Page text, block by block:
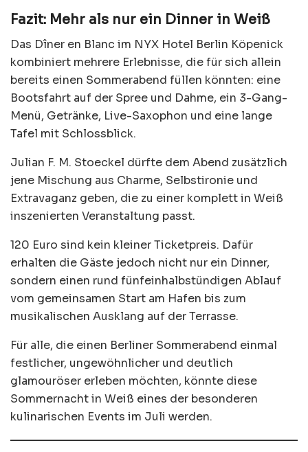
Fazit: Mehr als nur ein Dinner in Weiß
Das Dîner en Blanc im NYX Hotel Berlin Köpenick
kombiniert mehrere Erlebnisse, die für sich allein
bereits einen Sommerabend füllen könnten: eine
Bootsfahrt auf der Spree und Dahme, ein 3-Gang-
Menü, Getränke, Live-Saxophon und eine lange
Tafel mit Schlossblick.
Julian F. M. Stoeckel dürfte dem Abend zusätzlich
jene Mischung aus Charme, Selbstironie und
Extravaganz geben, die zu einer komplett in Weiß
inszenierten Veranstaltung passt.
120 Euro sind kein kleiner Ticketpreis. Dafür
erhalten die Gäste jedoch nicht nur ein Dinner,
sondern einen rund fünfeinhalbstündigen Ablauf
vom gemeinsamen Start am Hafen bis zum
musikalischen Ausklang auf der Terrasse.
Für alle, die einen Berliner Sommerabend einmal
festlicher, ungewöhnlicher und deutlich
glamouröser erleben möchten, könnte diese
Sommernacht in Weiß eines der besonderen
kulinarischen Events im Juli werden.